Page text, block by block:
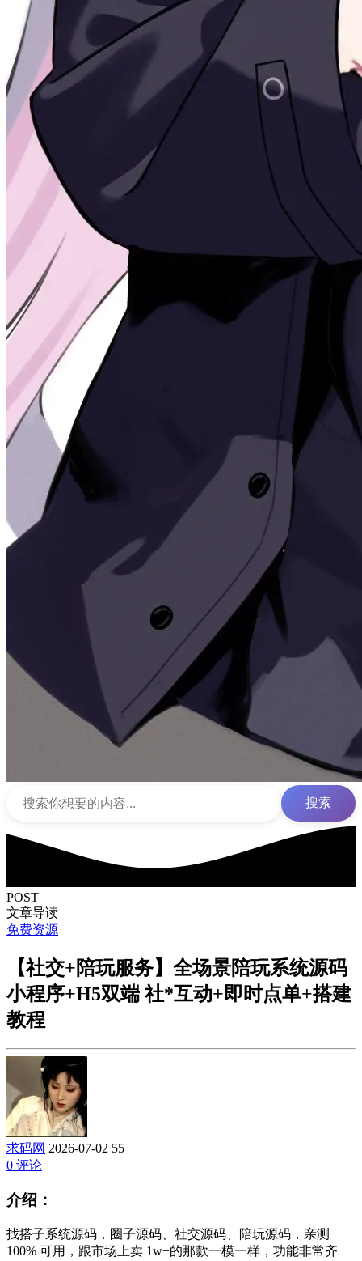
搜索
POST
文章导读
免费资源
【社交+陪玩服务】全场景陪玩系统源码
小程序+H5双端 社*互动+即时点单+搭建
教程
求码网 2026-07-02 55
0 评论
介绍：
找搭子系统源码，圈子源码、社交源码、陪玩源码，亲测
100% 可用，跟市场上卖 1w+的那款一模一样，功能非常齐